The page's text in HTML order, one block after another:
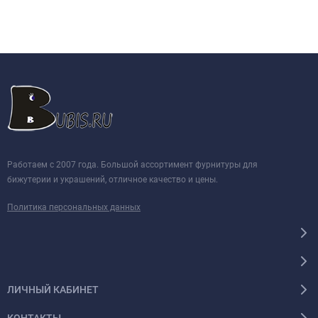
Работаем с 2007 года. Большой ассортимент фурнитуры для
бижутерии и украшений, отличное качество и цены.
Политика персональных данных
ЛИЧНЫЙ КАБИНЕТ